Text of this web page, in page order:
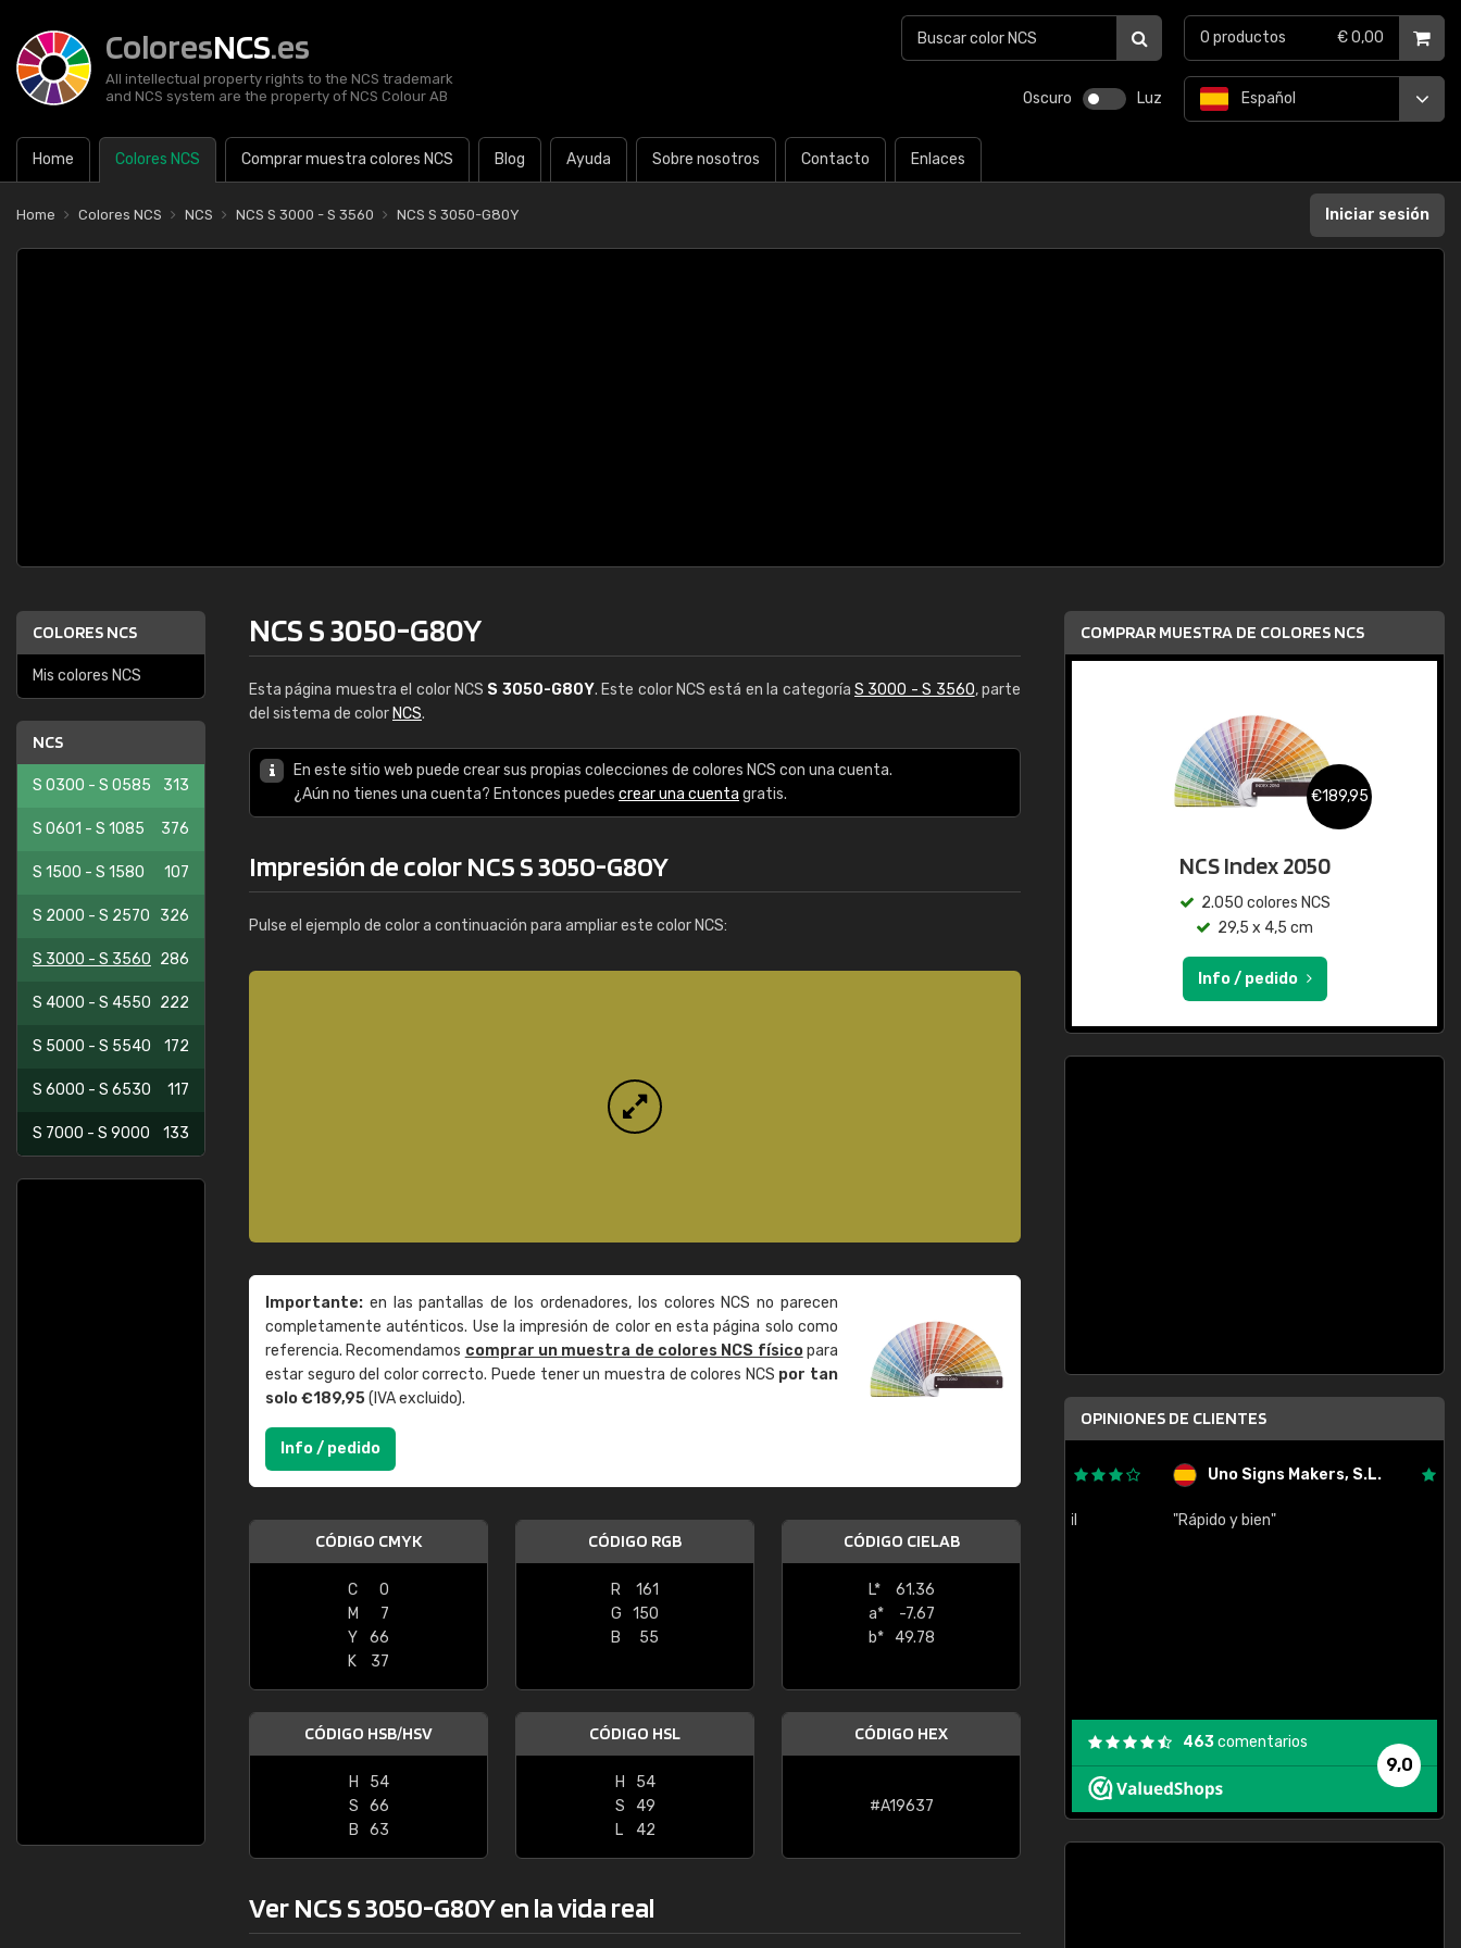
ColoresNCS.es
All intellectual property rights to the NCS trademark
and NCS system are the property of NCS Colour AB
Oscuro Luz
Home Colores NCS Comprar muestra colores NCS Blog Ayuda Sobre nosotros Contacto Enlaces
Español
0 productos € 0,00
Home Colores NCS NCS NCS S 3000 - S 3560 NCS S 3050-G80Y Iniciar sesión
COLORES NCS
Mis colores NCS
NCS
S 0300 - S 0585 313
S 0601 - S 1085 376
S 1500 - S 1580 107
S 2000 - S 2570 326
S 3000 - S 3560 286
S 4000 - S 4550 222
S 5000 - S 5540 172
S 6000 - S 6530 117
S 7000 - S 9000 133
NCS S 3050-G80Y
Esta página muestra el color NCS S 3050-G80Y. Este color NCS está en la categoríaS 3000 - S 3560, parte
del sistema de color NCS.
En este sitio web puede crear sus propias colecciones de colores NCS con una cuenta.
¿Aún no tienes una cuenta? Entonces puedes crear una cuenta gratis.
Impresión de color NCS S 3050-G80Y
Pulse el ejemplo de color a continuación para ampliar este color NCS:
Importante: en las pantallas de los ordenadores, los colores NCS no parecen
completamente auténticos. Use la impresión de color en esta página solo como
referencia. Recomendamos comprar un muestra de colores NCS físicopara
estar seguro del color correcto. Puede tener un muestra de colores NCS por tan
solo €189,95(IVA excluido).
Info / pedido
CÓDIGO CMYK
C
0
M
7
Y
66
K
37
CÓDIGO RGB
R
161
G
150
B
55
CÓDIGO CIELAB
L*
61.36
a*
-7.67
b*
49.78
CÓDIGO HSB/HSV
H
54
S
66
B
63
CÓDIGO HSL
H
54
S
49
L
42
CÓDIGO HEX
#A19637
Ver NCS S 3050-G80Y en la vida real
COMPRAR MUESTRA DE COLORES NCS
€189,95
NCS Index 2050
2.050 colores NCS
29,5 x 4,5 cm
Info / pedido
OPINIONES DE CLIENTES
"Buen servicio. No obstante No es fácil
encontrar/comprar lo que se busca"
Uno Signs Makers, S.L.
"Rápido y bien"
9,0
463comentarios